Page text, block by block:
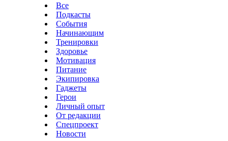
Все
Подкасты
События
Начинающим
Тренировки
Здоровье
Мотивация
Питание
Экипировка
Гаджеты
Герои
Личный опыт
От редакции
Спецпроект
Новости